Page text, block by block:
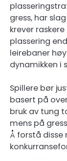
gress, har
krever
plassering
leirebaner
dynamikken i
Spillere bør
basert på
bruk av tung
mens på
Å forstå disse